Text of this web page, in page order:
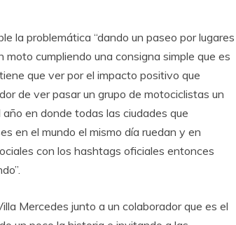
la problemática “dando un paseo por lugares
cumpliendo una consigna simple que es
que ver por el impacto positivo que
de ver pasar un grupo de motociclistas un
en donde todas las ciudades que
en el mundo el mismo día ruedan y en
con los hashtags oficiales entonces
Mercedes junto a un colaborador que es el